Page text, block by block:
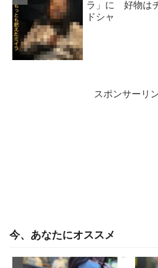
ラ」に 好物は
ドシャ
スポンサーリ
今、あなたにオススメ